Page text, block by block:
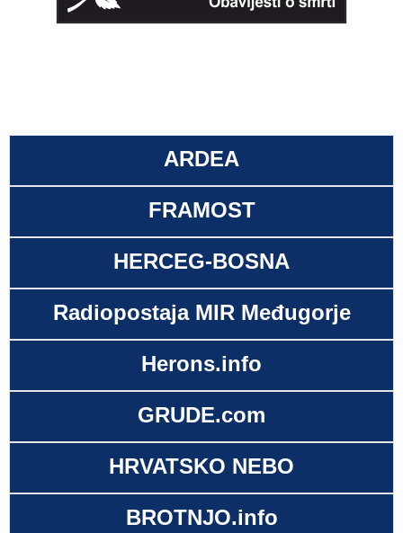
ARDEA
FRAMOST
HERCEG-BOSNA
Radiopostaja MIR Međugorje
Herons.info
GRUDE.com
HRVATSKO NEBO
BROTNJO.info